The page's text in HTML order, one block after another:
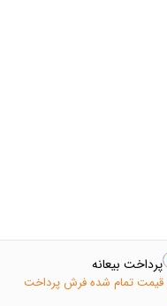
پرداخت بیعانه
از قیمت تمام شده فرش پرداخت